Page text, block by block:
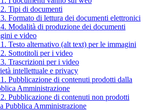
Tipi di documenti
Formato di lettura dei documenti elettronici
Modalità di produzione dei documenti
e video
Testo alternativo (alt text) per le immagini
Sottotitoli per i video
Trascrizioni per i video
intellettuale e privacy
Pubblicazione di contenuti prodotti dalla
Amministrazione
Pubblicazione di contenuti non prodotti
Pubblica Amministrazione